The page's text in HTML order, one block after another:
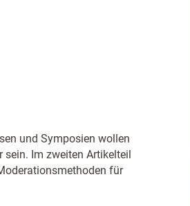
und Symposien wollen
sein. Im zweiten Artikelteil
für